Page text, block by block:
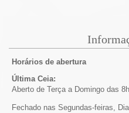
Horários de abertura
Última Ceia:
Aberto de Terça a Domingo das
Fechado nas Segundas-feiras,